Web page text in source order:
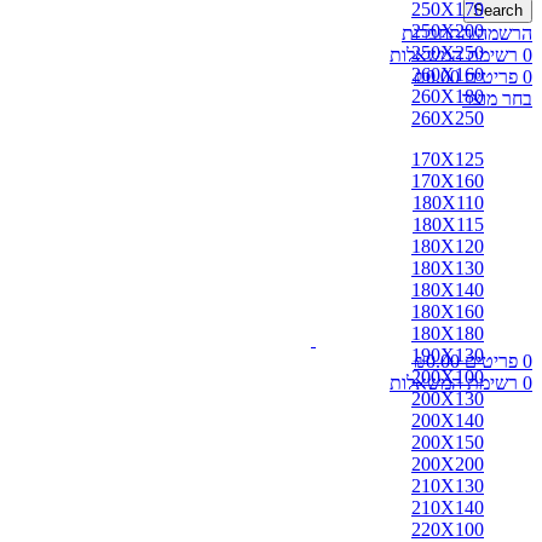
Search
הרשמה/התחברות
0 רשימת המשאלות
0 פריטים ₪0.00
בחר מוצר
0 פריטים ₪0.00
0 רשימת המשאלות
250X170
250X200
250X250
260X160
260X180
260X250
170X125
170X160
180X110
180X115
180X120
180X130
180X140
180X160
180X180
190X130
200X100
200X130
200X140
200X150
200X200
210X130
210X140
220X100